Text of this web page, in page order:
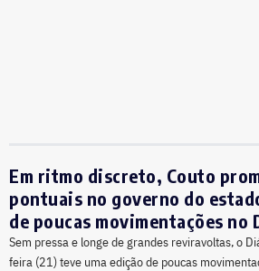
Em ritmo discreto, Couto
pontuais no governo do
de poucas movimentações
Sem pressa e longe de grandes reviravoltas, o
feira (21) teve uma edição de poucas